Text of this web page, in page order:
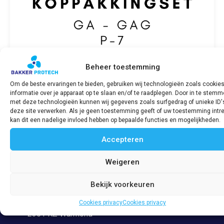
Beheer toestemming
Om de beste ervaringen te bieden, gebruiken wij technologieën zoals
informatie over je apparaat op te slaan en/of te raadplegen. Door in te
met deze technologieën kunnen wij gegevens zoals surfgedrag of unieke
deze site verwerken. Als je geen toestemming geeft of uw toestemming
kan dit een nadelige invloed hebben op bepaalde functies en mogelijkheden.
Accepteren
Weigeren
Bekijk voorkeuren
Cookies privacyCookies privacy
Koppakkingset SABB GA/GAG P-7
€ 161,55 incl. BTW
2361 KZ Warmond